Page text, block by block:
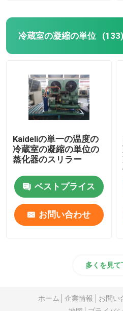
冷蔵室の凝縮の単位 (133)
Kaideliの単一の温度の
冷蔵室の凝縮の単位の
蒸化器のスリラー
ベストプライス
お問い合わせ
多くを見て
ホーム 企業情報 お問い